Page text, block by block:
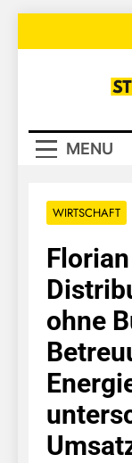
MENU
WIRTSCHAFT
ohne